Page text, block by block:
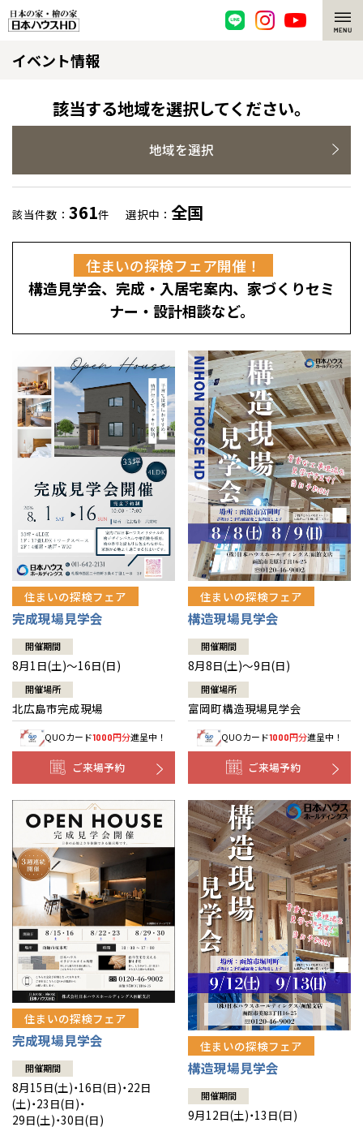
脱炭素・檜の家
環境にやさしい、脱炭素社会の住宅
耐震構造
高耐久住宅
高断熱・高気密の家
エネルギー自給自足
感謝訪問・長期保証
直営工事
1メーターモジュール
冷暖房標準装備
24時間対応コールセンター
デザイン賞各種受賞
セントラルヒーティング
選ばれる理由
檜の魅力 トップ
檜と日本人
1000年を超えて生きる檜
知られざる檜の効果・作用
理想の木材「檜」
注文住宅
グレートステージ
平屋の家
外観・インテリア集
暮らし方提案
住まいのコラム
住まいのお手入れ集
リフォーム トップ
選ばれる理由
リフォームの流れ
介護保険利用で快適リフォーム
賃貸併用住宅のメリット
安心のサポートシステム
展示場案内
分譲住宅・土地
分譲マンション
分譲マンション トップ
ワザックとは
高い信頼性
安心の管理体制
ギャラリー
会社情報
会社情報 トップ
ニュースリリース
代表ごあいさつ
企業理念
会社概要
事業部紹介
IR情報
木材調達指針
グループ会社紹介
CMギャラリー
採用情報
お問い合わせ
会員サイト
イベント情報
該当する地域を選択してください。
地域を選択
該当件数： 361件 選択中： 全国
住まいの探検フェア開催！
構造見学会、完成・入居宅案内、家づくりセミ
ナー・設計相談など。
住まいの探検フェア
完成現場見学会
開催期間
8月1日(土)～16日(日)
開催場所
北広島市完成現場
QUOカード1000円分進呈中！
ご来場予約
住まいの探検フェア
構造現場見学会
開催期間
8月8日(土)～9日(日)
開催場所
富岡町構造現場見学会
QUOカード1000円分進呈中！
ご来場予約
住まいの探検フェア
完成現場見学会
開催期間
8月15日(土)・16日(日)・22日
(土)・23日(日)・
29日(土)・30日(日)
住まいの探検フェア
構造現場見学会
開催期間
9月12日(土)・13日(日)